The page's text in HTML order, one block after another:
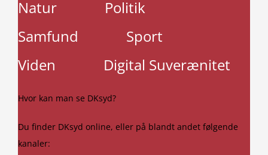
Natur
Politik
Samfund
Sport
Viden
Digital Suverænitet
Hvor kan man se DKsyd?
Du finder DKsyd online, eller på blandt andet følgende
kanaler: